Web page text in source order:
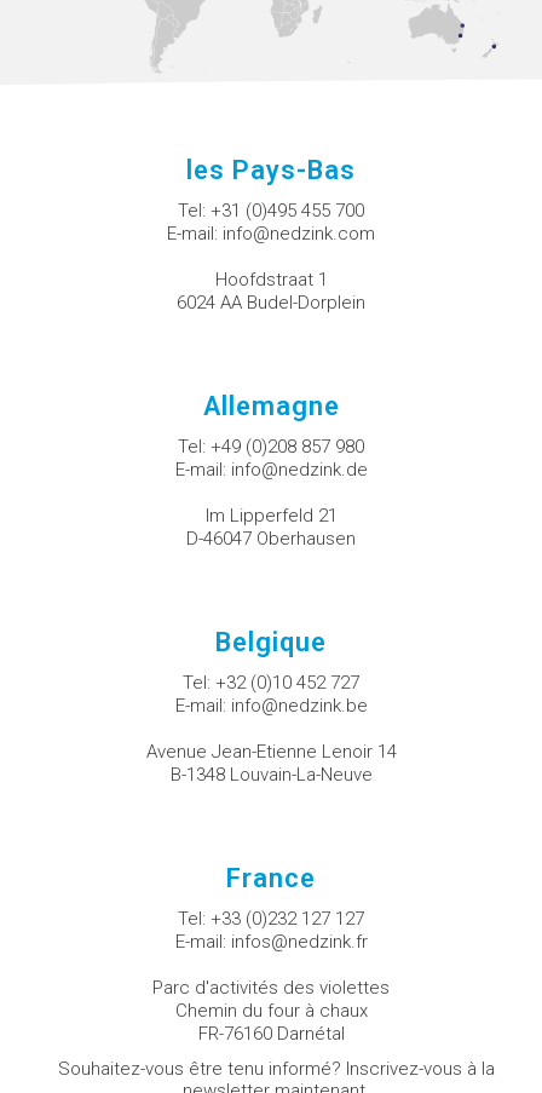
les Pays-Bas
Tel: +31 (0)495 455 700
E-mail: info@nedzink.com
Hoofdstraat 1
6024 AA Budel-Dorplein
Allemagne
Tel: +49 (0)208 857 980
E-mail: info@nedzink.de
Im Lipperfeld 21
D-46047 Oberhausen
Belgique
Tel: +32 (0)10 452 727
E-mail: info@nedzink.be
Avenue Jean-Etienne Lenoir 14
B-1348 Louvain-La-Neuve
France
Tel: +33 (0)232 127 127
E-mail: infos@nedzink.fr
Parc d'activités des violettes
Chemin du four à chaux
FR-76160 Darnétal
Souhaitez-vous être tenu informé? Inscrivez-vous à la